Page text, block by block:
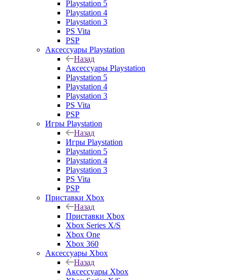
Playstation 5
Playstation 4
Playstation 3
PS Vita
PSP
Аксессуары Playstation
Назад
Аксессуары Playstation
Playstation 5
Playstation 4
Playstation 3
PS Vita
PSP
Игры Playstation
Назад
Игры Playstation
Playstation 5
Playstation 4
Playstation 3
PS Vita
PSP
Приставки Xbox
Назад
Приставки Xbox
Xbox Series X/S
Xbox One
Xbox 360
Аксессуары Xbox
Назад
Аксессуары Xbox